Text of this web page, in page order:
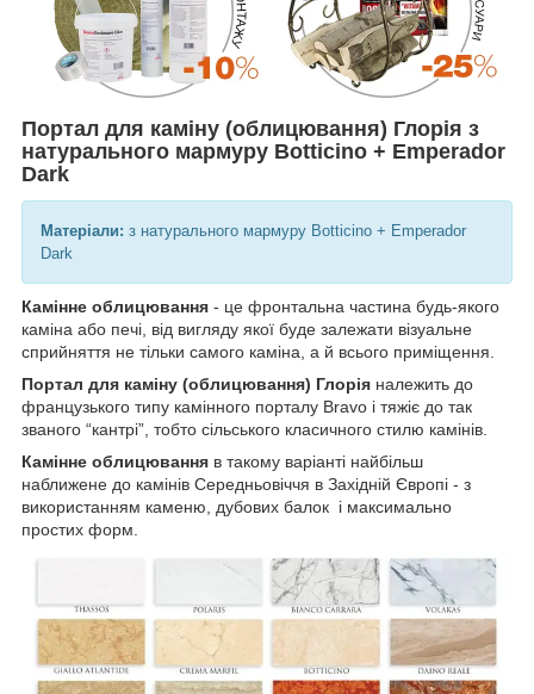
Портал для каміну (облицювання) Глорія з
натурального мармуру Botticino + Emperador
Dark
Матеріали: з натурального мармуру Botticino + Emperador
Dark
Камінне облицювання - це фронтальна частина будь-якого
каміна або печі, від вигляду якої буде залежати візуальне
сприйняття не тільки самого каміна, а й всього приміщення.
Портал для каміну (облицювання) Глорія належить до
французького типу камінного порталу Bravo і тяжіє до так
званого “кантрі”, тобто сільського класичного стилю камінів.
Камінне облицювання в такому варіанті найбільш
наближене до камінів Середньовіччя в Західній Європі - з
використанням каменю, дубових балок і максимально
простих форм.